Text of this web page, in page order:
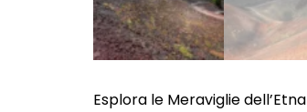
Esplora le Meraviglie dell’Etna